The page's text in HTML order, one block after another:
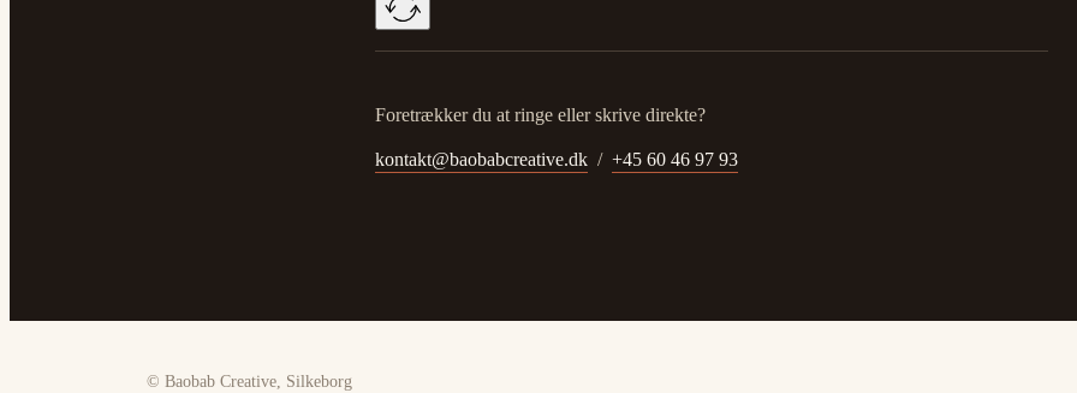
Foretrækker du at ringe eller skrive direkte?
kontakt@baobabcreative.dk / +45 60 46 97 93
© Baobab Creative, Silkeborg